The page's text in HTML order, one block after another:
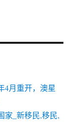
4月重开，澳星
家_新移民,移民,